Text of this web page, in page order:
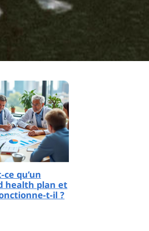
ce qu’un
health plan et
t-il ?